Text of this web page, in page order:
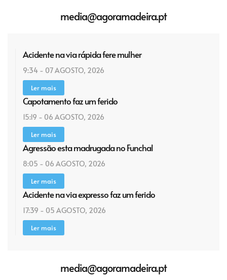
media@agoramadeira.pt
Acidente na via rápida fere mulher
9:34 - 07 AGOSTO, 2026
Ler mais
Capotamento faz um ferido
15:19 - 06 AGOSTO, 2026
Ler mais
Agressão esta madrugada no Funchal
8:05 - 06 AGOSTO, 2026
Ler mais
Acidente na via expresso faz um ferido
17:39 - 05 AGOSTO, 2026
Ler mais
media@agoramadeira.pt